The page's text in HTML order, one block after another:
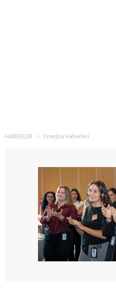
HABERLER Enerjisa Haberleri